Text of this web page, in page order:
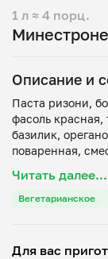
1 л ≈ 4 порц.
Описание и
Паста ризони,
фасоль красная,
базилик,
поваренная,
Читать далее...
Вегетарианское
Для вас